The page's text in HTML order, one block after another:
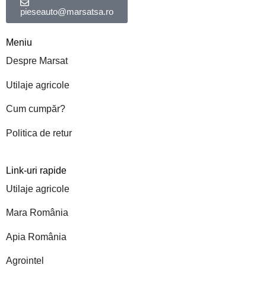
pieseauto@marsatsa.ro
Meniu
Despre Marsat
Utilaje agricole
Cum cumpăr?
Politica de retur
Link-uri rapide
Utilaje agricole
Mara România
Apia România
Agrointel